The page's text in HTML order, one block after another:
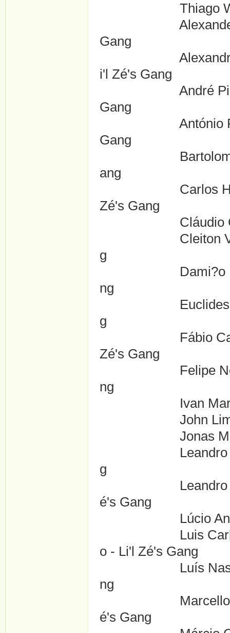
Thiago
Alexander
Gang
Alexandre
i'l Zé's Gang
André Pires
Gang
António
Gang
Bartolomeu
ang
Carlos Henrique
Zé's Gang
Cláudio César
Cleiton Ventura
g
Dami?o Firmino
ng
Euclides Garcia
g
Fábio Castor
Zé's Gang
Felipe Nogueira
ng
Ivan Martins
John Lima
Jonas Michel
Leandro Lucas
g
Leandro Dias
é's Gang
Lúcio Andrey
Luis Carlos
o - Li'l Zé's Gang
Luís
ng
Marcello Melo
é's Gang